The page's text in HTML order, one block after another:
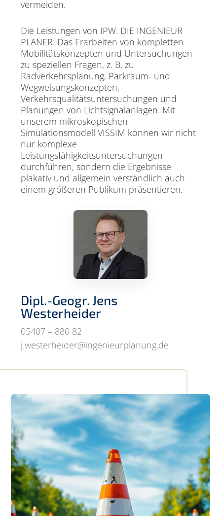
vermeiden.
Die Leistungen von IPW. DIE INGENIEUR
PLANER: Das Erarbeiten von kompletten
Mobilitätskonzepten und Untersuchungen
zu speziellen Fragen, z. B. zu
Radverkehrsplanung, Parkraum- und
Wegweisungskonzepten,
Verkehrsqualitätsuntersuchungen und
Planungen von Lichtsignalanlagen. Mit
unserem mikroskopischen
Simulationsmodell VISSIM können wir nicht
nur komplexe
Leistungsfähigkeitsuntersuchungen
durchführen, sondern die Ergebnisse
plakativ und allgemein verständlich auch
einem größeren Publikum präsentieren.
Dipl.-Geogr. Jens
Westerheider
05407 – 880 82
j.westerheider@ingenieurplanung.de